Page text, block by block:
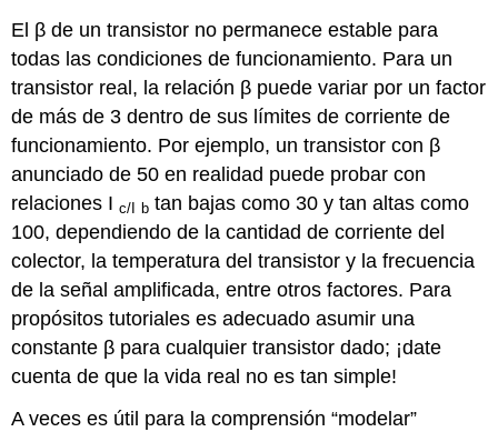
El β de un transistor no permanece estable para
todas las condiciones de funcionamiento. Para un
transistor real, la relación β puede variar por un factor
de más de 3 dentro de sus límites de corriente de
funcionamiento. Por ejemplo, un transistor con β
anunciado de 50 en realidad puede probar con
relaciones Ic/I b tan bajas como 30 y tan altas como
100, dependiendo de la cantidad de corriente del
colector, la temperatura del transistor y la frecuencia
de la señal amplificada, entre otros factores. Para
propósitos tutoriales es adecuado asumir una
constante β para cualquier transistor dado; ¡date
cuenta de que la vida real no es tan simple!
A veces es útil para la comprensión “modelar”